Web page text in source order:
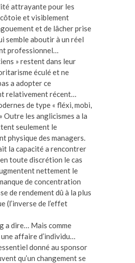
attrayante pour les
et visiblement
et de lâcher prise
semble aboutir à un réel
professionnel…
» restent dans leur
éculé et ne
a adopter ce
relativement récent…
de type « fléxi, mobi,
Outre les anglicismes a la
seulement le
physique des managers.
la capacité a rencontrer
toute discrétion le cas
nettement le
de concentration
de rendement dû à la plus
(l’inverse de l’effet
a dire… Mais comme
affaire d’individu…
donné au sponsor
qu’un changement se